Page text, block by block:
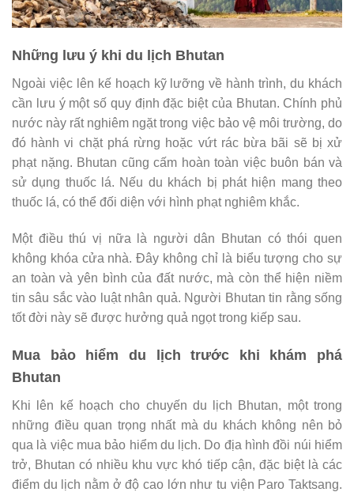
Những lưu ý khi du lịch Bhutan
Ngoài việc lên kế hoạch kỹ lưỡng về hành trình, du khách
cần lưu ý một số quy định đặc biệt của Bhutan. Chính phủ
nước này rất nghiêm ngặt trong việc bảo vệ môi trường, do
đó hành vi chặt phá rừng hoặc vứt rác bừa bãi sẽ bị xử
phạt nặng. Bhutan cũng cấm hoàn toàn việc buôn bán và
sử dụng thuốc lá. Nếu du khách bị phát hiện mang theo
thuốc lá, có thể đối diện với hình phạt nghiêm khắc.
Một điều thú vị nữa là người dân Bhutan có thói quen
không khóa cửa nhà. Đây không chỉ là biểu tượng cho sự
an toàn và yên bình của đất nước, mà còn thể hiện niềm
tin sâu sắc vào luật nhân quả. Người Bhutan tin rằng sống
tốt đời này sẽ được hưởng quả ngọt trong kiếp sau.
Mua bảo hiểm du lịch trước khi khám phá
Bhutan
Khi lên kế hoạch cho chuyến du lịch Bhutan, một trong
những điều quan trọng nhất mà du khách không nên bỏ
qua là việc mua bảo hiểm du lịch. Do địa hình đồi núi hiểm
trở, Bhutan có nhiều khu vực khó tiếp cận, đặc biệt là các
điểm du lịch nằm ở độ cao lớn như tu viện Paro Taktsang.